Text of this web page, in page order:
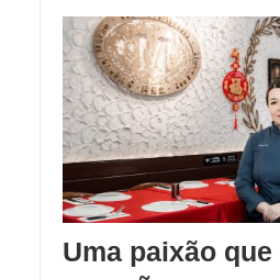
Uma paixão